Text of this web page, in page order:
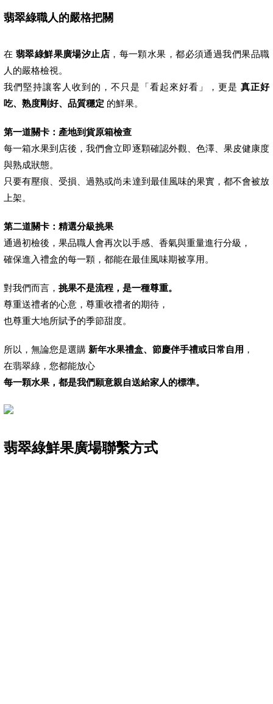
翡翠綠職人的嚴格把關
在 翡翠綠鮮果廣場汐止店 ，每一顆水果，都必須通過我們果品職
人的嚴格檢視。
我們堅持讓客人收到的，不只是「看起來好看」，更是 真正好
吃、熟度剛好、品質穩定 的鮮果。
第一道關卡：產地到貨原箱檢查
每一箱水果到店後，我們會立即逐顆確認外觀、色澤、果皮健康度
與熟成狀態。
只要有壓痕、受損、過熟或尚未達到最佳風味的果實，都不會被放
上架。
第二道關卡：精選分級挑果
通過初檢後，果品職人會再次以手感、香氣與重量進行分級，
確保進入禮盒的每一顆，都能在最佳風味期被享用。
對我們而言， 挑果不是流程，是一種尊重。
尊重送禮者的心意，尊重收禮者的期待，
也尊重大地所賦予的季節甜度。
所以，無論您是選購 新年水果禮盒、節慶伴手禮或日常自用 ，
在翡翠綠，您都能放心
每一顆水果，都是我們願意親自送給家人的標準。
翡翠綠鮮果廣場聯繫方式